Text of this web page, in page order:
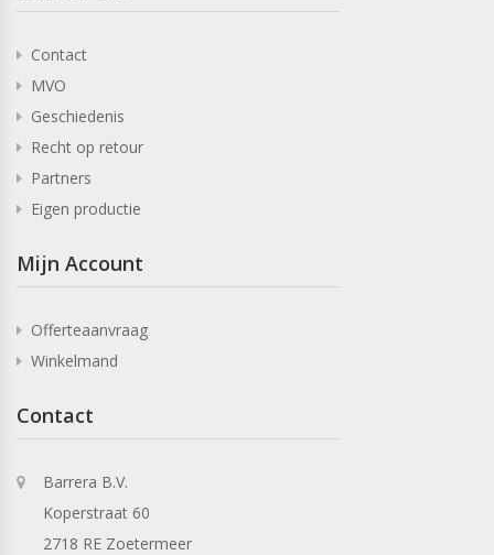
Contact
MVO
Geschiedenis
Recht op retour
Partners
Eigen productie
Mijn Account
Offerteaanvraag
Winkelmand
Contact
Barrera B.V.
Koperstraat 60
2718 RE Zoetermeer